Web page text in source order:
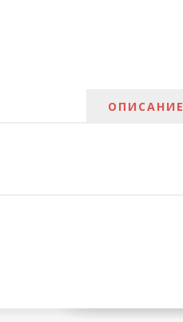
ОПИСАНИЕ